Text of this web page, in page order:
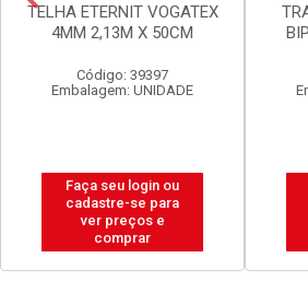
TELHA ETERNIT VOGATEX
4MM 2,13M X 50CM
Código: 39397
Embalagem: UNIDADE
Faça seu login ou
cadastre-se para
ver preços e
comprar